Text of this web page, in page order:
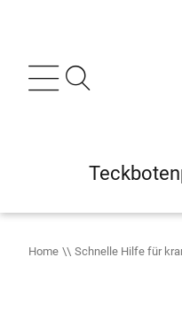
Home Schnelle Hilfe für